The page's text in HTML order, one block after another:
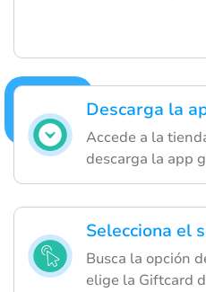
Descarga la
Accede a la
descarga la app
Selecciona el
Busca la opción
elige la Giftcard